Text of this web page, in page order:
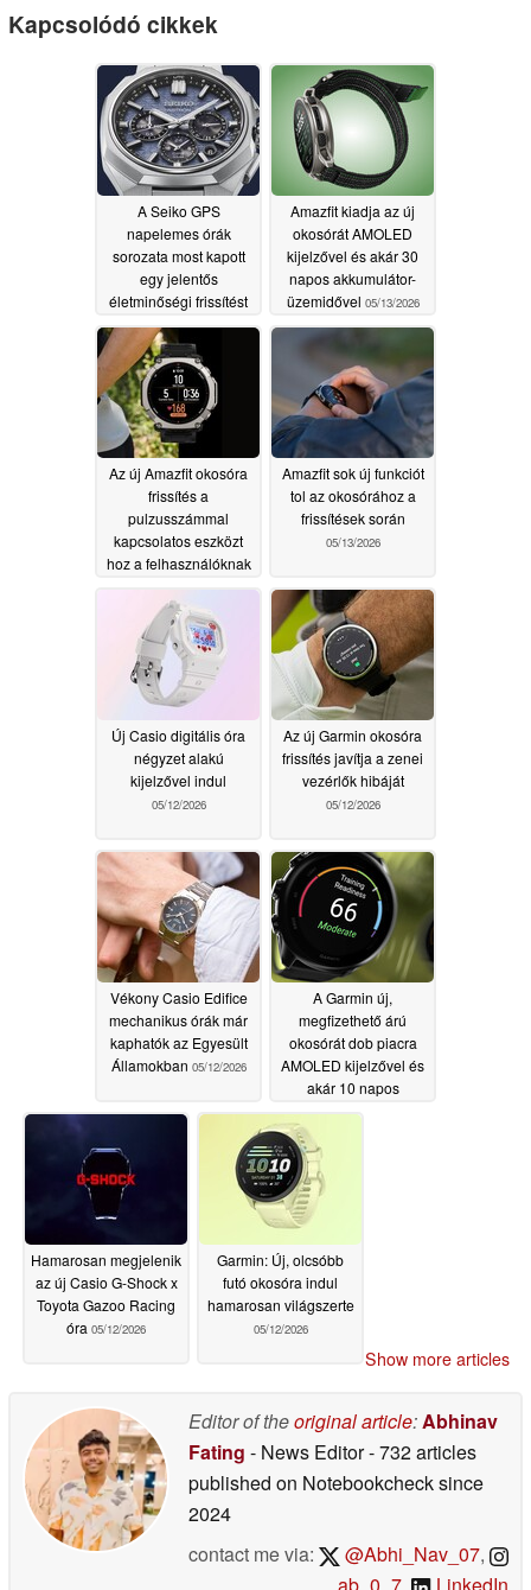
Kapcsolódó cikkek
A Seiko GPS
napelemes órák
sorozata most kapott
egy jelentős
életminőségi frissítést
05/13/2026
Amazfit kiadja az új
okosórát AMOLED
kijelzővel és akár 30
napos akkumulátor-
üzemidővel 05/13/2026
Az új Amazfit okosóra
frissítés a
pulzusszámmal
kapcsolatos eszközt
hoz a felhasználóknak
05/13/2026
Amazfit sok új funkciót
tol az okosórához a
frissítések során
05/13/2026
Új Casio digitális óra
négyzet alakú
kijelzővel indul
05/12/2026
Az új Garmin okosóra
frissítés javítja a zenei
vezérlők hibáját
05/12/2026
Vékony Casio Edifice
mechanikus órák már
kaphatók az Egyesült
Államokban 05/12/2026
A Garmin új,
megfizethető árú
okosórát dob piacra
AMOLED kijelzővel és
akár 10 napos
üzemidővel
Hamarosan megjelenik
az új Casio G-Shock x
Toyota Gazoo Racing
óra 05/12/2026
Garmin: Új, olcsóbb
futó okosóra indul
hamarosan világszerte
05/12/2026
Show more articles
Editor of theoriginal article:Abhinav
Fating - News Editor- 732 articles
published on Notebookchecksince
2024
contact me via:
@Abhi_Nav_07,